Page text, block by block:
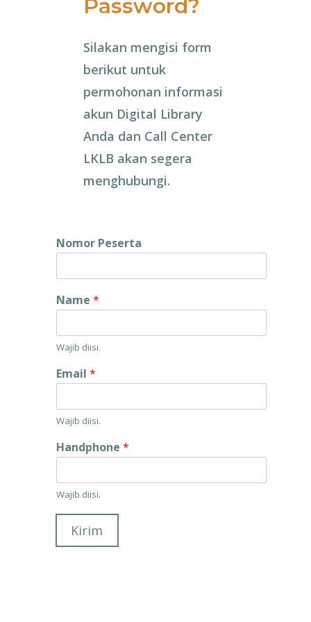
Password?
Silakan mengisi form
berikut untuk
permohonan informasi
akun Digital Library
Anda dan Call Center
LKLB akan segera
menghubungi.
Nomor Peserta
Name *
Wajib diisi.
Email *
Wajib diisi.
Handphone *
Wajib diisi.
Kirim